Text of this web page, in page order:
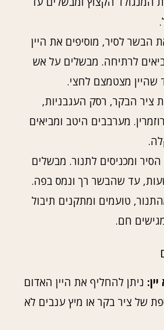
הבשר לסיר, מוסיפים את היין
לרתיחה. מבשלים על אש
שהיין מצטמצם לחצי.
ציר הבקר, רסק העגבניות,
מערבבים היטב ומביאים
ומכניסים לתנור. מבשלים
טועמים ומתקנים תיבול
חם.
ניתן להחליף את היין האדום
של ציר בקר או מיץ ענבים לא